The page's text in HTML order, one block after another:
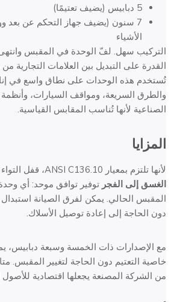
5 دبابيس (يضيف تعتيمًا)
7 سنون (يضيف جهاز التحكم عن بعد
الأشياء
التركيب سهل. لفّ الوحدة في المقبس وانتهى
القدرة على التبديل بين العلامات التجارية من
تُستخدم هذه الوحدات على نطاق واسع في
والطرق السريعة، ومواقف السيارات، وأنظمة
الصناعية لأنها تُناسب المقابس القياسية.
المزايا
لأنها تلتزم بمعيار ANSI C136.10، قفل التواء
الغسق إلى الفجر توفير توافق موحد: أي
المقبس الحالي. يمكن لفرق الصيانة
دون الحاجة إلى إعادة توصيل الأسلاك.
مع الإصدارات ذات الخمسة وسبعة دبابيس،
خاصية التعتيم دون الحاجة لتغيير المقبس.
من الشركة المصنعة يجعلها اقتصادية للأصول